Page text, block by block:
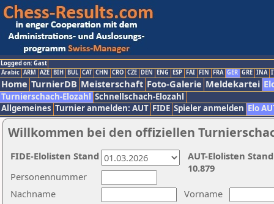
Logged on: Gast
Arabic ARM AZE BIH BUL CAT CHN CRO CZE DEN ENG ESP FAI FIN FRA GER GRE INA
Home TurnierDB Meisterschaft Foto-Galerie Meldekartei
Turnierschach-Elozahl Schnellschach-Elozahl
Allgemeines Turnier anmelden: AUT FIDE Spieler anmelden Elo
Willkommen bei den offiziellen
Nachname
Vorname
Personennummer
AUT-Elolisten
10.879
FIDE-Elolisten Stand